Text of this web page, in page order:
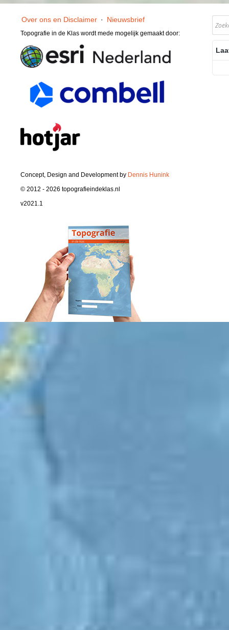
Over ons en Disclaimer · Nieuwsbrief
Topografie in de Klas wordt mede mogelijk gemaakt door:
Concept, Design and Development by Dennis Hunink
© 2012 - 2026 topografieindeklas.nl
v2021.1